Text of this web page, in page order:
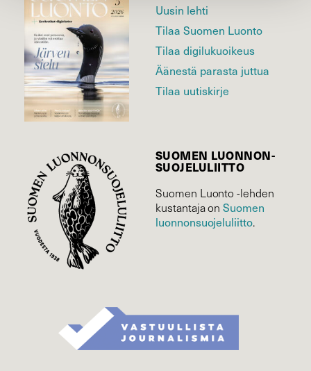
Uusin lehti
Tilaa Suomen Luonto
Tilaa digilukuoikeus
Äänestä parasta juttua
Tilaa uutiskirje
SUOMEN LUONNON­
SUOJELU­LIITTO
Suomen Luonto -lehden
kustantaja onSuomen
luonnonsuojelu­liitto.